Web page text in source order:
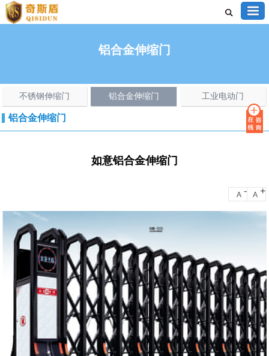
铝合金伸缩门
不锈钢伸缩门 铝合金伸缩门 工业电动门
铝合金伸缩门
如意铝合金伸缩门
A - A +